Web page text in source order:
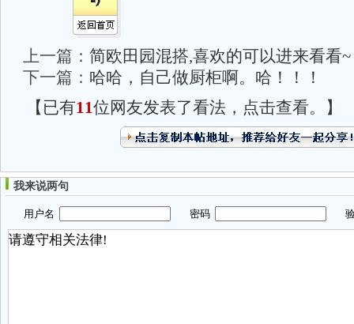
上一篇： 简欧田园混搭,喜欢的可以进来看看~
下一篇： 哈哈，自己做厨柜啊。哈！！！
【已有11位网友发表了看法，点击查看。】
我来说两句
用户名 密码 验